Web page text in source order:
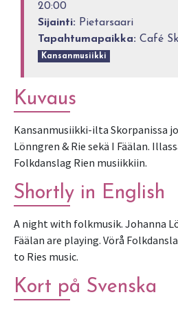
20:00
Sijainti: Pietarsaari
Tapahtumapaikka: Café
Kansanmusiikki
Kuvaus
Kansanmusiikki-ilta Skorpanissa
Lönngren & Rie sekä I Fäälan.
Folkdanslag Rien musiikkiin.
Shortly in English
A night with folkmusik. Johanna
Fäälan are playing. Vörå
to Ries music.
Kort på Svenska